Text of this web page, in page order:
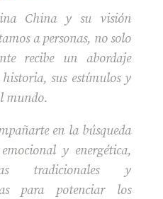
China y su visión
a personas, no solo
recibe un abordaje
sus estímulos y
mundo.
en la búsqueda
y energética,
tradicionales y
para potenciar los